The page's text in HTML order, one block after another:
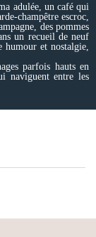
adulée, un café qui
champêtre escroc,
des pommes
un recueil de neuf
humour et nostalgie,
parfois hauts en
naviguent entre les